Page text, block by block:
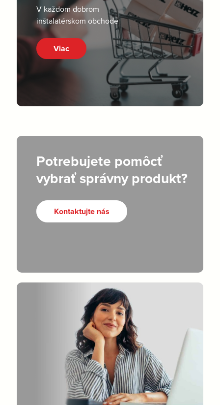
V každom dobrom
inštalatérskom obchode
Viac
Potrebujete pomôcť
vybrať správny produkt?
Kontaktujte nás